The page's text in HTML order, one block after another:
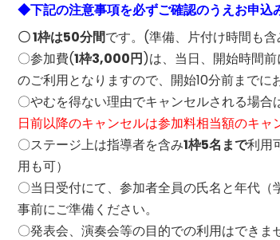
◆下記の注意事項を必ずご確認のうえお申
〇1枠は50分間です。(準備、片付け時間も
〇参加費(1枠3,000円)は、当日、開始時間
のご利用となりますので、開始10分前までに
〇やむを得ない理由でキャンセルされる場合
日前以降のキャンセルは参加料相当額のキャ
〇ステージ上は指導者を含み1枠5名まで利用
用も可）
〇当日受付にて、参加者全員の氏名と年代（
事前にご準備ください。
〇発表会、演奏会等の目的での利用はできま